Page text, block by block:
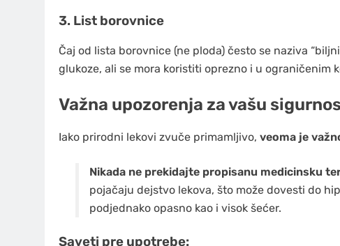
3. List borovnice
Čaj od lista borovnice (ne ploda) često se naziva
glukoze, ali se mora koristiti oprezno i u ograničenim
Važna upozorenja za vašu
Iako prirodni lekovi zvuče primamljivo, veoma je
Nikada ne prekidajte propisanu medicinsku
pojačaju dejstvo lekova, što može dovesti do
podjednako opasno kao i visok šećer.
Saveti pre upotrebe: